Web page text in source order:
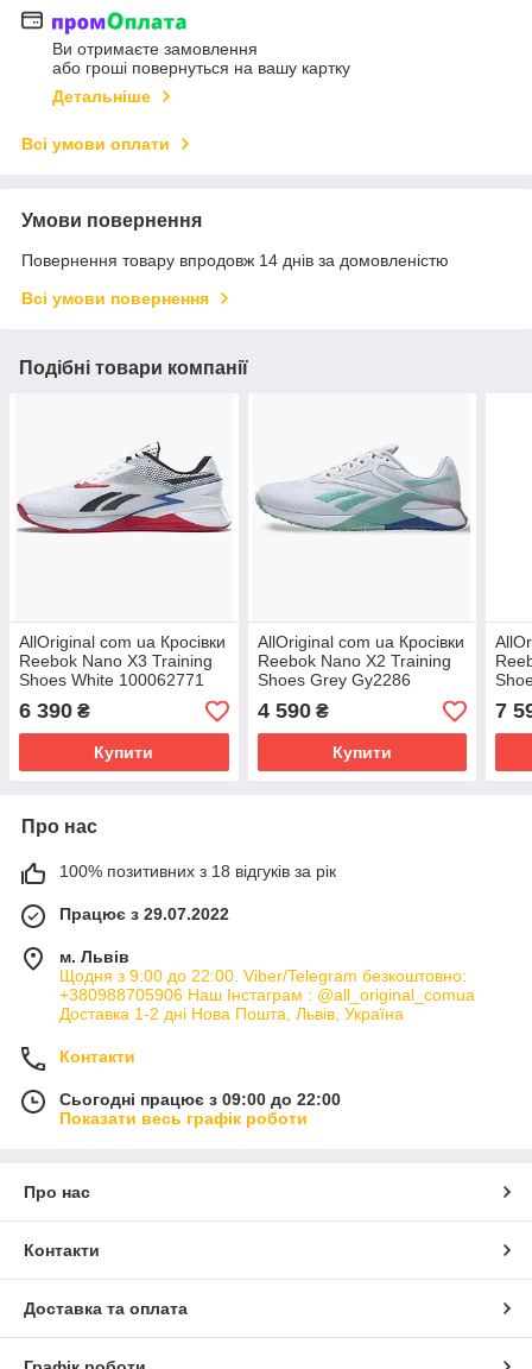
Ви отримаєте замовлення
або гроші повернуться на вашу картку
Детальніше
Всі умови оплати
Умови повернення
Повернення товару впродовж 14 днів за домовленістю
Всі умови повернення
Подібні товари компанії
AllOriginal com ua Кросівки
Reebok Nano X3 Training
Shoes White 100062771
РОЗМІРИ ЗАПИТУЙТЕ
6 390 ₴
Купити
AllOriginal com ua Кросівки
Reebok Nano X2 Training
Shoes Grey Gy2286
РОЗМІРИ ЗАПИТУЙТЕ
4 590₴
Купити
7
Про нас
100% позитивних з 18 відгуків за рік
Працює з 29.07.2022
м. Львів
Щодня з 9:00 до 22:00. Viber/Telegram безкоштовно:
+380988705906 Наш Інстаграм : @all_original_comua
Доставка 1-2 дні Нова Пошта, Львів, Україна
Контакти
Сьогодні працює з 09:00 до 22:00
Показати весь графік роботи
Про нас
Контакти
Доставка та оплата